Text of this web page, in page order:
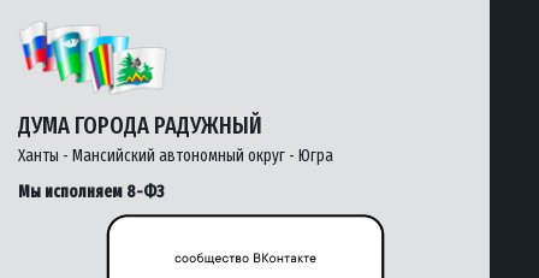
ДУМА ГОРОДА РАДУЖНЫЙ
Ханты - Мансийский автономный округ - Югра
Мы исполняем 8-ФЗ